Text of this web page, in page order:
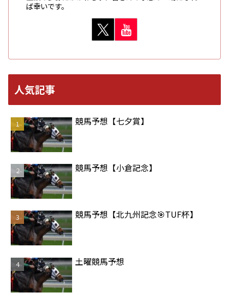
ば幸いです。
人気記事
競馬予想【七夕賞】
競馬予想【小倉記念】
競馬予想【北九州記念🎯TUF杯】
土曜競馬予想